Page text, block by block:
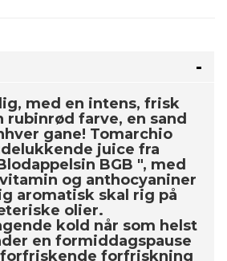
med en intens, frisk
rubinrød farve, en sand
gane! Tomarchio
juice fra
BGB ", med
og anthocyaniner
aromatisk skal rig på
olier.
kold når som helst
en formiddagspause
forfriskende forfriskning